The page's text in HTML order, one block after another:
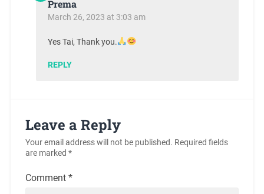
Prema
March 26, 2023 at 3:03 am
Yes Tai, Thank you.
REPLY
Leave a Reply
Your email address will not be published. Required fields
are marked *
Comment *